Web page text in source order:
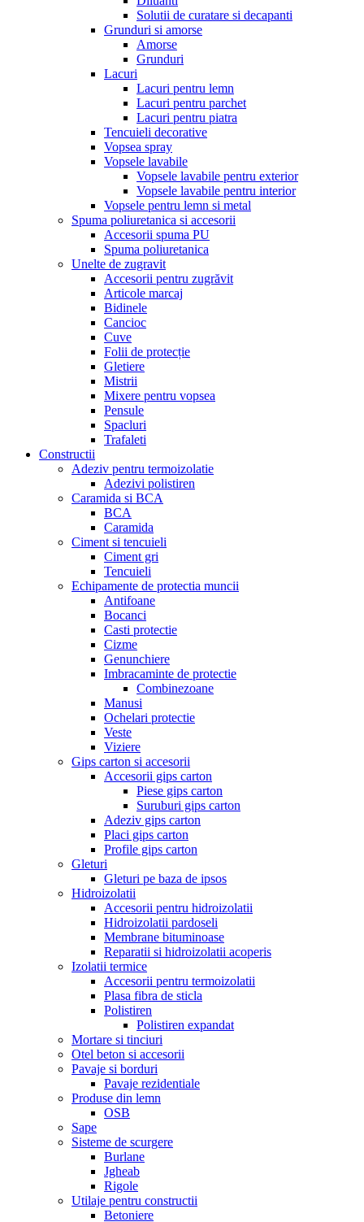
Solutii de curatare si decapanti
Grunduri si amorse
Amorse
Grunduri
Lacuri
Lacuri pentru lemn
Lacuri pentru parchet
Lacuri pentru piatra
Tencuieli decorative
Vopsea spray
Vopsele lavabile
Vopsele lavabile pentru exterior
Vopsele lavabile pentru interior
Vopsele pentru lemn si metal
Spuma poliuretanica si accesorii
Accesorii spuma PU
Spuma poliuretanica
Unelte de zugravit
Accesorii pentru zugrăvit
Articole marcaj
Bidinele
Cancioc
Cuve
Folii de protecție
Gletiere
Mistrii
Mixere pentru vopsea
Pensule
Spacluri
Trafaleti
Constructii
Adeziv pentru termoizolatie
Adezivi polistiren
Caramida si BCA
BCA
Caramida
Ciment si tencuieli
Ciment gri
Tencuieli
Echipamente de protectia muncii
Antifoane
Bocanci
Casti protectie
Cizme
Genunchiere
Imbracaminte de protectie
Combinezoane
Manusi
Ochelari protectie
Veste
Viziere
Gips carton si accesorii
Accesorii gips carton
Piese gips carton
Suruburi gips carton
Adeziv gips carton
Placi gips carton
Profile gips carton
Gleturi
Gleturi pe baza de ipsos
Hidroizolatii
Accesorii pentru hidroizolatii
Hidroizolatii pardoseli
Membrane bituminoase
Reparatii si hidroizolatii acoperis
Izolatii termice
Accesorii pentru termoizolatii
Plasa fibra de sticla
Polistiren
Polistiren expandat
Mortare si tinciuri
Otel beton si accesorii
Pavaje si borduri
Pavaje rezidentiale
Produse din lemn
OSB
Sape
Sisteme de scurgere
Burlane
Jgheab
Rigole
Utilaje pentru constructii
Betoniere